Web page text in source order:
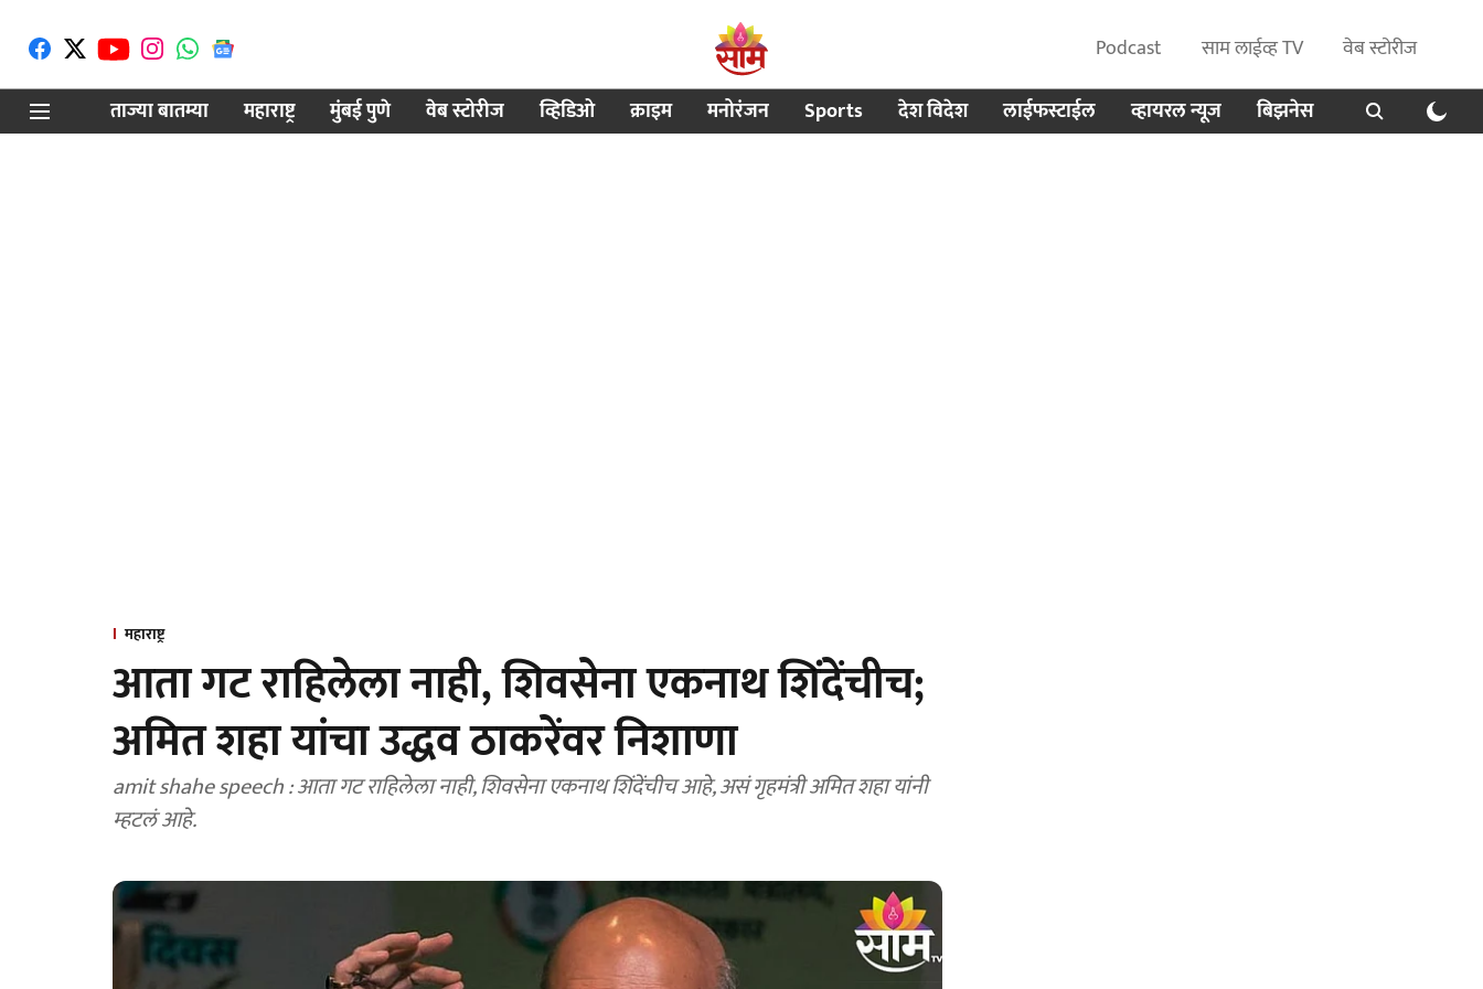
Podcast साम लाईव्ह TV
वेब स्टोरीज
ताज्या बातम्या
महाराष्ट्र मुंबई पुणे वेब स्टोरीज व्हिडिओ क्राइम मनोरंजन Sports देश विदेश लाईफस्टाईल व्हायरल न्यूज बिझनेस
महाराष्ट्र
आता गट राहिलेला नाही, शिवसेना एकनाथ शिंदेंचीच;
अमित शहा यांचा उद्धव ठाकरेंवर निशाणा
amit shahe speech : आता गट राहिलेला नाही, शिवसेना एकनाथ शिंदेंचीच आहे, असं गृहमंत्री अमित शहा यांनी
म्हटलं आहे.